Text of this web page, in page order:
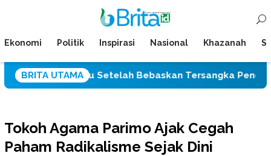
Mobile
Ekonomi Politik Inspirasi Nasional Khazanah
BRITA UTAMA
Palu Setelah Bebaskan Tersangka Pencabulan Tiga
Tokoh Agama Parimo Ajak Cegah
Paham Radikalisme Sejak Dini